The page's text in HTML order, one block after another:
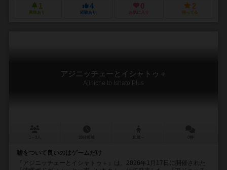
1
興味あり
4
経験あり
0
お気に入り
2
持ってる
アジニッチェーとイシャトゥ＋
Ajiniche to Ishato Plus
嘘をついて良いのはゲームだけ
『アジニッチェーとイシャトゥ＋』は、2026年1月17日に開催された